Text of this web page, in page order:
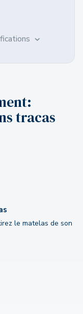
tracas
le matelas de son